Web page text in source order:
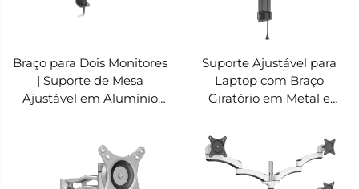
Braço para Dois Monitores
| Suporte de Mesa
Ajustável em Alumínio
Suporte Ajustável para
Laptop com Braço
Giratório em Metal e
MOUNTS VM-SW10